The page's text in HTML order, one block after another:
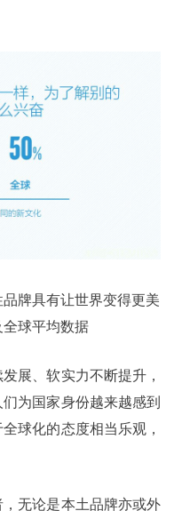
牌具有让世界变得更美
球平均数据
为国家身份越来越感到
球化的态度相当乐观，